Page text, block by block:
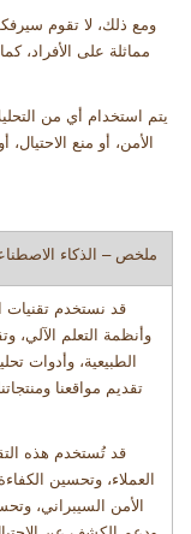
ومع ذلك، لا تقوم
مماثلة على الأفراد،
يتم استخدام أي من
الأمن، أو منع
ملخص – الذكاء
قد نستخدم تقنيات
وأنظمة التعلم الآلي،
الطبيعية، وأدوات
تقديم مواقعنا
قد تُستخدم هذه
العملاء، وتحسين
الأمن السيبراني،